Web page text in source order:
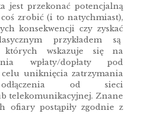
jest przekonać potencjalną
zrobić (i to natychmiast),
konsekwencji czy zyskać
przykładem są
których wskazuje się na
wpłaty/dopłaty pod
uniknięcia zatrzymania
od sieci
telekomunikacyjnej. Znane
ofiary postąpiły zgodnie z